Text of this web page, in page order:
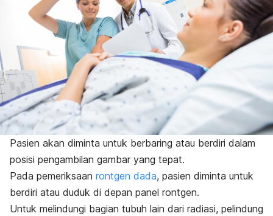
Pasien akan diminta untuk berbaring atau berdiri dalam
posisi pengambilan gambar yang tepat.
Pada pemeriksaan rontgen dada, pasien diminta untuk
berdiri atau duduk di depan panel rontgen.
Untuk melindungi bagian tubuh lain dari radiasi, pelindung